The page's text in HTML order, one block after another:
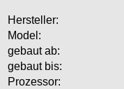
Hersteller:
Model:
gebaut ab:
gebaut bis:
Prozessor: